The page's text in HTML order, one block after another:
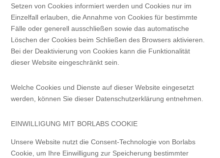
Setzen von Cookies informiert werden und Cookies nur im
Einzelfall erlauben, die Annahme von Cookies für bestimmte
Fälle oder generell ausschließen sowie das automatische
Löschen der Cookies beim Schließen des Browsers aktivieren.
Bei der Deaktivierung von Cookies kann die Funktionalität
dieser Website eingeschränkt sein.
Welche Cookies und Dienste auf dieser Website eingesetzt
werden, können Sie dieser Datenschutzerklärung entnehmen.
EINWILLIGUNG MIT BORLABS COOKIE
Unsere Website nutzt die Consent-Technologie von Borlabs
Cookie, um Ihre Einwilligung zur Speicherung bestimmter